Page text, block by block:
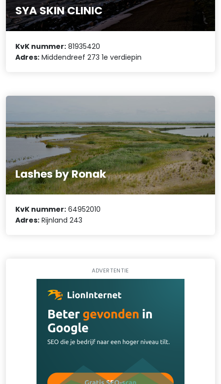
SYA SKIN CLINIC
KvK nummer: 81935420
Adres: Middendreef 273 1e verdiepin
Lashes by Ronak
KvK nummer: 64952010
Adres: Rijnland 243
ADVERTENTIE